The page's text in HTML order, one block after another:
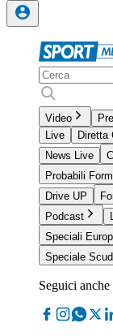
Video
Live
Diretta
News Live
Probabili
Drive UP
Podcast
Speciali
Speciale
Seguici anche